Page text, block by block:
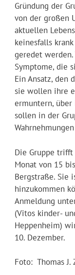
Gründung der
von der großen
aktuellen
keinesfalls
geredet
Symptome, die
Ein Ansatz, den
sie wollen ihre
ermuntern,
sollen in der
Die Gruppe
Monat von 15
Bergstraße. Sie
hinzukommen
Anmeldung
(Vitos kinder-
Heppenheim)
10. Dezember.
Foto: Thomas J.